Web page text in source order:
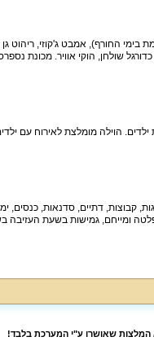
החורף), אמבט ג'קוזי, ריהוט גן
שולחן, הוקי אוויר. מכונת
הוילה מומלצת לאירוח עם
קבוצות, דתיים, סדנאות, כנסים,
פלטה ומייחם, גמישות בשעת
המלצות שאושרו ע"י המערכת בלבד!